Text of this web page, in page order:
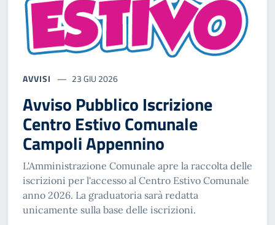
AVVISI 23 GIU 2026
Avviso Pubblico Iscrizione
Centro Estivo Comunale
Campoli Appennino
L'Amministrazione Comunale apre la raccolta delle
iscrizioni per l'accesso al Centro Estivo Comunale
anno 2026. La graduatoria sarà redatta
unicamente sulla base delle iscrizioni.